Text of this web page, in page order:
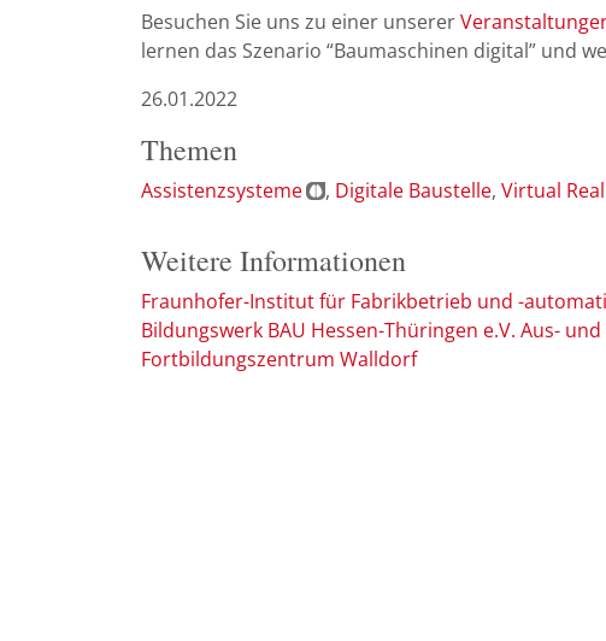
Besuchen Sie uns zu einer unserer
lernen das Szenario “Baumaschinen digital” und
26.01.2022
Themen
Assistenzsysteme Digitale Baustelle Virtual
Weitere Informationen
Fraunhofer-Institut für Fabrikbetrieb und -
Bildungswerk BAU Hessen-Thüringen e.V. Aus- und
Fortbildungszentrum Walldorf